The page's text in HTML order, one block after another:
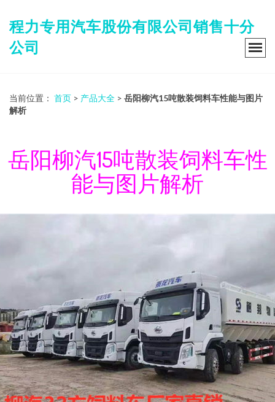
程力专用汽车股份有限公司销售十分
公司
当前位置： 首页 > 产品大全 > 岳阳柳汽15吨散装饲料车性能与图片
解析
岳阳柳汽15吨散装饲料车性
能与图片解析